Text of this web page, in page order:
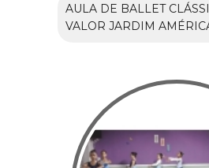
AULA DE BALLET
VALOR JARDIM